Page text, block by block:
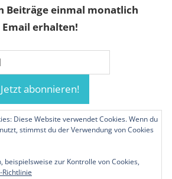
Beiträge einmal monatlich
erhalten!
Alle
Diese Website verwendet Cookies. Wenn du
stimmst du der Verwendung von Cookies
zur Kontrolle von Cookies,
Richtlinie